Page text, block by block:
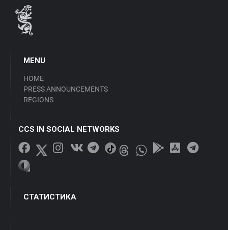
MENU
HOME
PRESS ANNOUNCEMENTS
REGIONS
CCS IN SOCIAL NETWORKS
СТАТИСТИКА